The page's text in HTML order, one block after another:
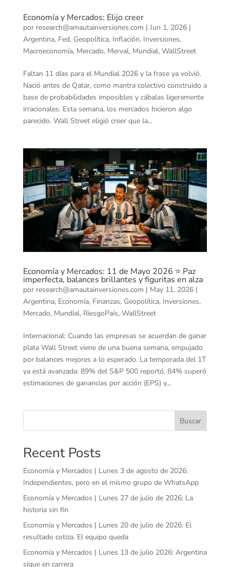
Economía y Mercados: Elijo creer
por research@amautainversiones.com | Jun 1, 2026|
Argentina, Fed, Geopolítica, Inflación, Inversiones,
Macroeconomía, Mercado, Merval, Mundial, WallStreet
Faltan 11 días para el Mundial 2026 y la frase ya volvió.
Nació antes de Qatar, como mantra colectivo construido a
base de probabilidades imposibles y cábalas ligeramente
irracionales. Esta semana, los mercados hicieron algo
parecido. Wall Street eligió creer que la...
Economía y Mercados: 11 de Mayo 2026 ⭐ Paz
imperfecta, balances brillantes y figuritas en alza
por research@amautainversiones.com | May 11, 2026|
Argentina, Economía, Finanzas, Geopolítica, Inversiones,
Mercado, Mundial, RiesgoPaís, WallStreet
Internacional: Cuando las empresas se acuerdan de ganar
plata Wall Street viene de una buena semana, empujado
por balances mejores a lo esperado. La temporada del 1T
ya está avanzada: 89% del S&P 500 reportó, 84% superó
estimaciones de ganancias por acción (EPS) y...
Buscar
Recent Posts
Economía y Mercados | Lunes 3 de agosto de 2026:
Independientes, pero en el mismo grupo de WhatsApp
Economía y Mercados | Lunes 27 de julio de 2026: La
historia sin fin
Economía y Mercados | Lunes 20 de julio de 2026: El
resultado cotiza. El equipo queda
Economía y Mercados | Lunes 13 de julio 2026: Argentina
sigue en carrera